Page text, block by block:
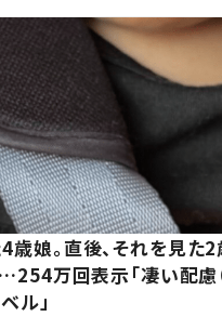
歳娘。直後、それを見た
万回表示「凄い配慮（
ル」